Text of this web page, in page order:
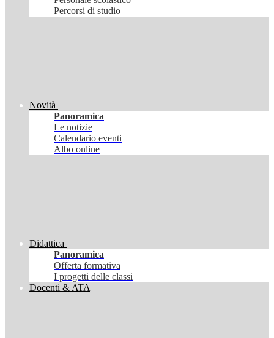
Percorsi di studio
Novità
Panoramica
Le notizie
Calendario eventi
Albo online
Didattica
Panoramica
Offerta formativa
I progetti delle classi
Docenti & ATA